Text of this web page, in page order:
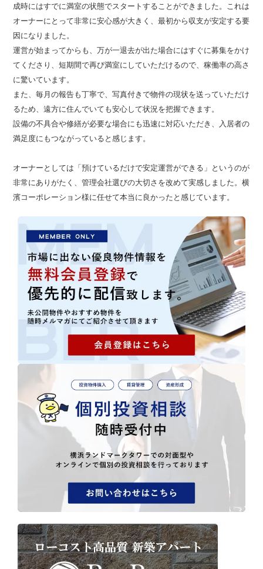
成時にはすでに満室の状態でスタートすることができました。これは
オーナーにとって非常に安心感が大きく、最初から収支が安定する要
因になりました。
運営が始まってからも、万が一退去が出た場合にはすぐに募集をかけ
てくださり、短期間で再び満室にしていただけるので、稼働率の高さ
に驚いています。
また、毎月の報告も丁寧で、写真付きで物件の現状を送っていただけ
るため、遠方に住んでいても安心して状況を把握できます。
設備の不具合や修繕が必要な場合にも迅速に対応いただき、入居者の
満足度にもつながっていると感じます。
オーナーとしては「預けているだけで安定運営ができる」というのが
非常にありがたく、管理会社選びの大切さを改めて実感しました。横
濱コーポレーション様に任せて本当に良かったと感じています。